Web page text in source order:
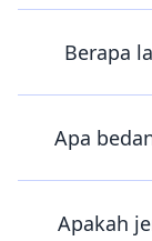
Berapa
Apa
Apakah